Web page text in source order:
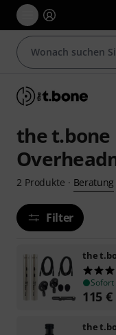
the t.bone
2 Produkte · Beratung
Filter
the
115 €
the